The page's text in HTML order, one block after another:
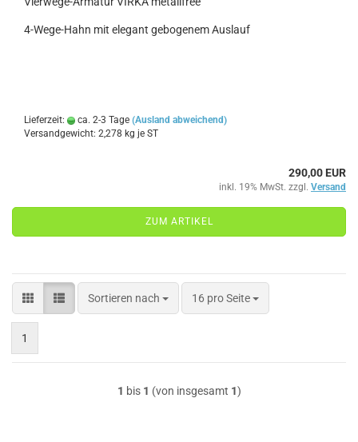
4-Wege-Hahn mit elegant gebogenem Auslauf
Lieferzeit: ca. 2-3 Tage (Ausland abweichend)
Versandgewicht: 2,278 kg je ST
290,00 EUR
inkl. 19% MwSt. zzgl. Versand
ZUM ARTIKEL
Sortieren nach
Sortieren nach 16 pro Seite
pro Seite
1
1 bis 1 (von insgesamt 1)